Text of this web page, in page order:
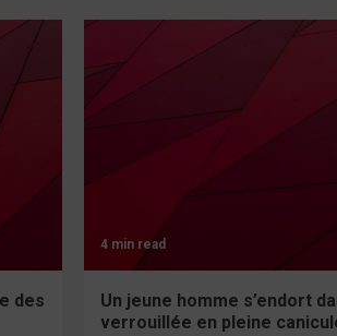
des
4 min read
Un jeune homme s’endort
verrouillée en pleine